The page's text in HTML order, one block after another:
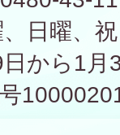
日曜、
日から1